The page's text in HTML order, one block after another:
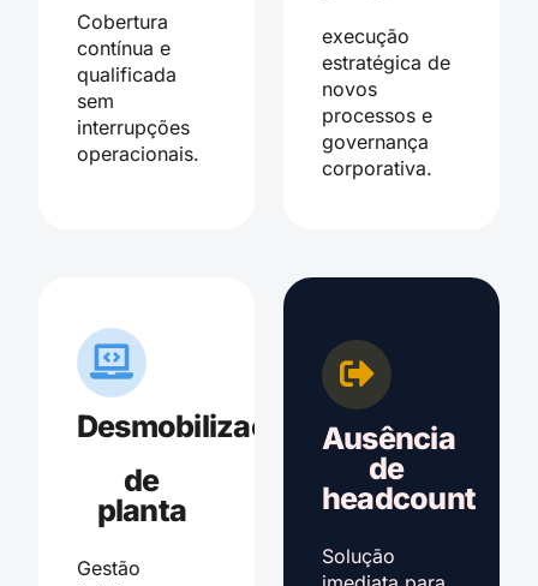
Cobertura
contínua e
qualificada
sem
interrupções
operacionais.
execução
estratégica de
novos
processos e
governança
corporativa.
Desmobilização
de
planta
Gestão
Ausência
de
headcount
Solução